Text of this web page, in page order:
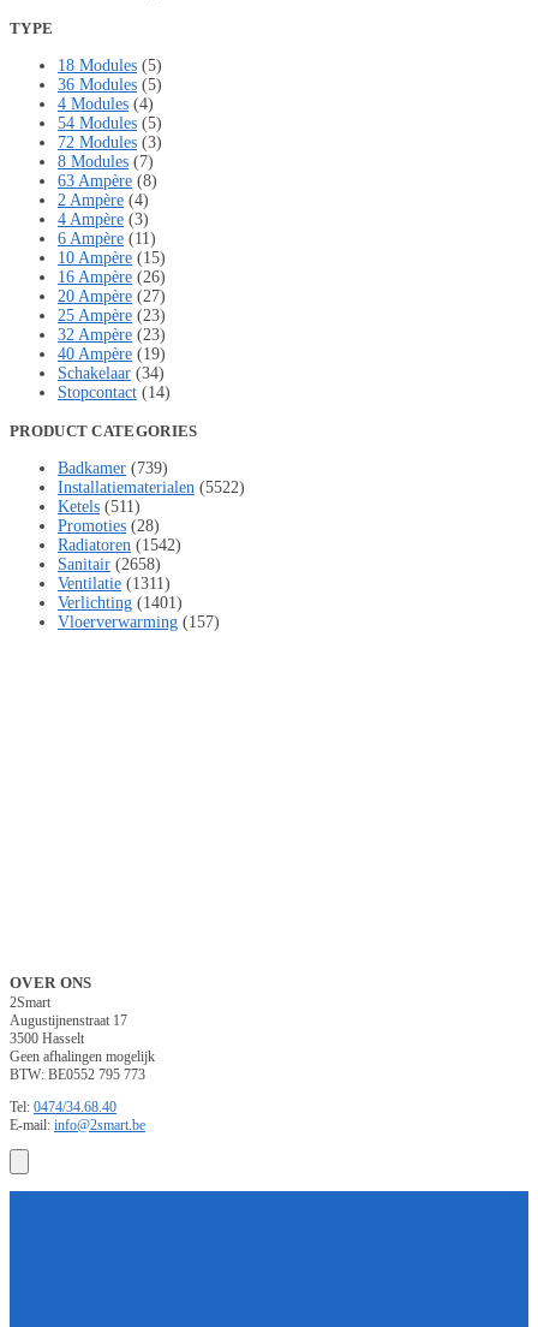
TYPE
18 Modules (5)
36 Modules (5)
4 Modules (4)
54 Modules (5)
72 Modules (3)
8 Modules (7)
63 Ampère (8)
2 Ampère (4)
4 Ampère (3)
6 Ampère (11)
10 Ampère (15)
16 Ampère (26)
20 Ampère (27)
25 Ampère (23)
32 Ampère (23)
40 Ampère (19)
Schakelaar (34)
Stopcontact (14)
PRODUCT CATEGORIES
Badkamer (739)
Installatiematerialen (5522)
Ketels (511)
Promoties (28)
Radiatoren (1542)
Sanitair (2658)
Ventilatie (1311)
Verlichting (1401)
Vloerverwarming (157)
OVER ONS
2Smart
Augustijnenstraat 17
3500 Hasselt
Geen afhalingen mogelijk
BTW: BE0552 795 773
Tel: 0474/34.68.40
E-mail: info@2smart.be